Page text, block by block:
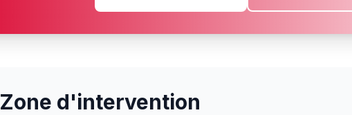
Zone d'intervention